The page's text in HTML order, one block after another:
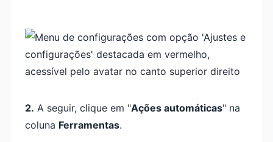
2. A seguir, clique em "Ações automáticas" na
coluna Ferramentas.